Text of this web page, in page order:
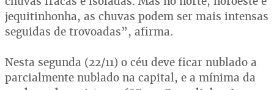
jequitinhonha, as chuvas podem ser mais intensas
seguidas de trovoadas”, afirma.
Nesta segunda (22/11) o céu deve ficar nublado a
parcialmente nublado na capital, e a mínima da